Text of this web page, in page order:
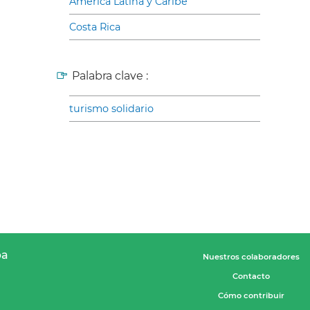
Costa Rica
Palabra clave :
turismo solidario
Nuestros colaboradores
Contacto
Cómo contribuir